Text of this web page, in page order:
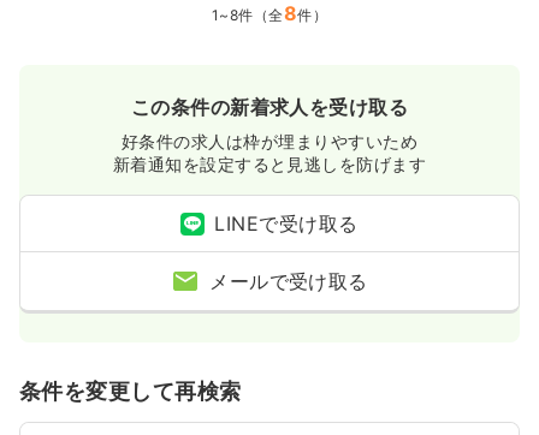
1~8件（全8件）
この条件の新着求人を受け取る
好条件の求人は枠が埋まりやすいため
新着通知を設定すると見逃しを防げます
LINEで受け取る
メールで受け取る
条件を変更して再検索